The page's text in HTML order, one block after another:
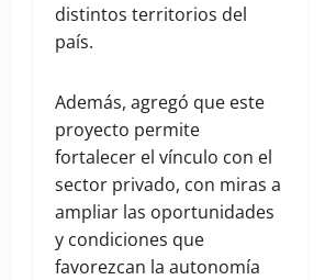
distintos territorios del
país.
Además, agregó que este
proyecto permite
fortalecer el vínculo con el
sector privado, con miras a
ampliar las oportunidades
y condiciones que
favorezcan la autonomía